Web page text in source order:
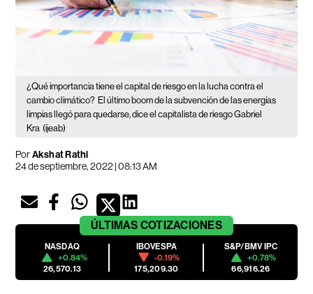
¿Qué importancia tiene el capital de riesgo en la lucha contra el
cambio climático? El último boom de la subvención de las energías
limpias llegó para quedarse, dice el capitalista de riesgo Gabriel
Kra (ijeab)
PorAkshat Rathi
24 de septiembre, 2022 | 08:13 AM
ÚLTIMAS COTIZACIONES
NASDAQ
+0.84%
26,570.13
IBOVESPA
-0.19%
175,209.30
S&P/BMV IPC
+0.78%
66,916.26